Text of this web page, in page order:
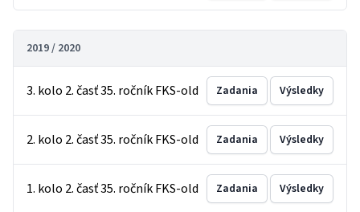
2019 / 2020
3. kolo 2. časť 35. ročník FKS-old Zadania Výsledky
2. kolo 2. časť 35. ročník FKS-old Zadania Výsledky
1. kolo 2. časť 35. ročník FKS-old Zadania Výsledky